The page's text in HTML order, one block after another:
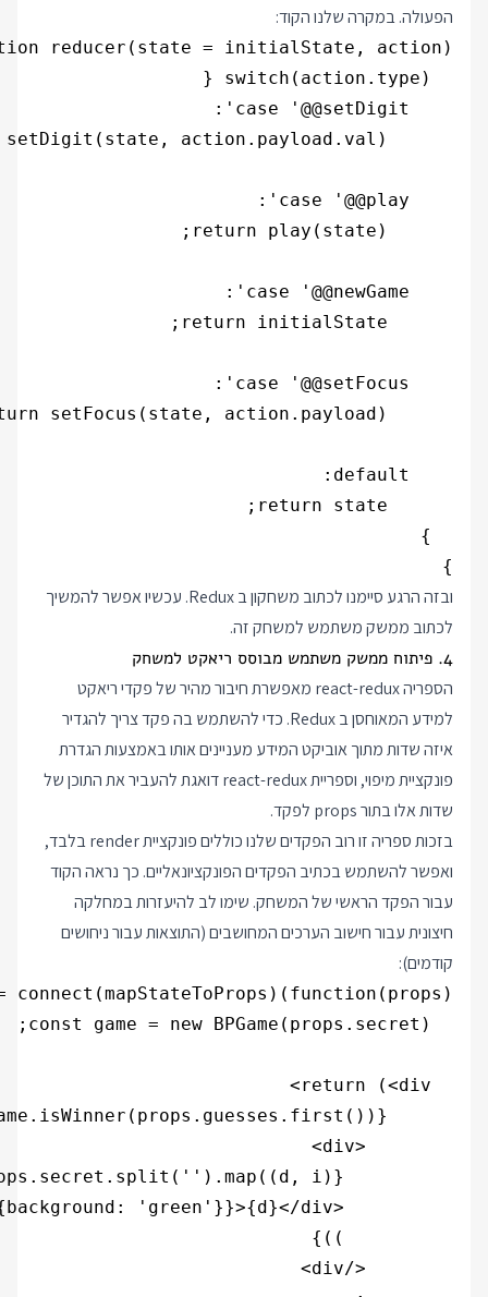
הפעולה. במקרה שלנו הקוד:
}
ובזה הרגע סיימנו לכתוב משחקון ב Redux. עכשיו אפשר להמשיך
לכתוב ממשק משתמש למשחק זה.
4. פיתוח ממשק משתמש מבוסס ריאקט למשחק
הספריה react-redux מאפשרת חיבור מהיר של פקדי ריאקט
למידע המאוחסן ב Redux. כדי להשתמש בה פקד צריך להגדיר
איזה שדות מתוך אוביקט המידע מעניינים אותו באמצעות הגדרת
פונקציית מיפוי, וספריית react-redux דואגת להעביר את התוכן של
שדות אלו בתור props לפקד.
בזכות ספריה זו רוב הפקדים שלנו כוללים פונקציית render בלבד,
ואפשר להשתמש בכתיב הפקדים הפונקציונאליים. כך נראה הקוד
עבור הפקד הראשי של המשחק. שימו לב להיעזרות במחלקה
חיצונית עבור חישוב הערכים המחושבים (התוצאות עבור ניחושים
קודמים):